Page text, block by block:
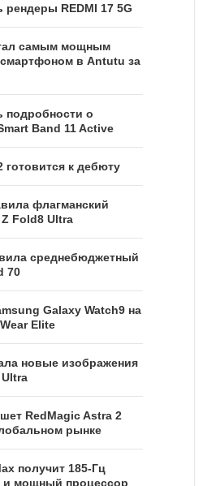
рендеры REDMI 17 5G
самым мощным
в Antutu за
подробности о
Band 11 Active
к дебюту
флагманский
Fold8 Ultra
среднебюджетный
70
Galaxy Watch9 на
Elite
новые изображения
RedMagic Astra 2
рынке
получит 185-Гц
и мощный процессор